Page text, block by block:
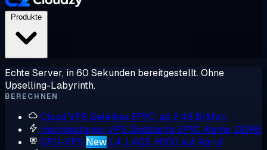
Echte Server, in 60 Sekunden bereitgestellt. Ohne
Upselling-Labyrinth.
BERECHNEN
Cloud VPS Geteiltes EPYC, ab 2,48 $/Mon.
Hochleistungs-VPS Dedizierte EPYC-Kerne, DDR5
GPU-VPS New L4, L40S, H100 auf Abruf